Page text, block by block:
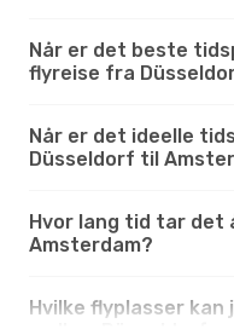
Når er det beste
flyreise fra
Når er det ideelle
Düsseldorf til
Hvor lang tid tar det
Amsterdam?
Hvilke flyplasser